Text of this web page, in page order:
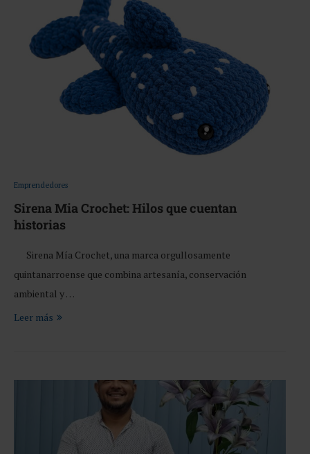
Emprendedores
Sirena Mia Crochet: Hilos que cuentan
historias
Sirena Mía Crochet, una marca orgullosamente
quintanarroense que combina artesanía, conservación
ambiental y …
Leer más